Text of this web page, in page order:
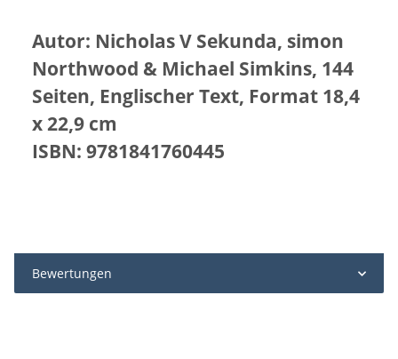
Autor: Nicholas V Sekunda, simon
Northwood & Michael Simkins, 144
Seiten, Englischer Text, Format 18,4
x 22,9 cm
ISBN: 9781841760445
Bewertungen